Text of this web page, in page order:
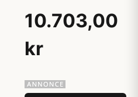
10.703,00
kr